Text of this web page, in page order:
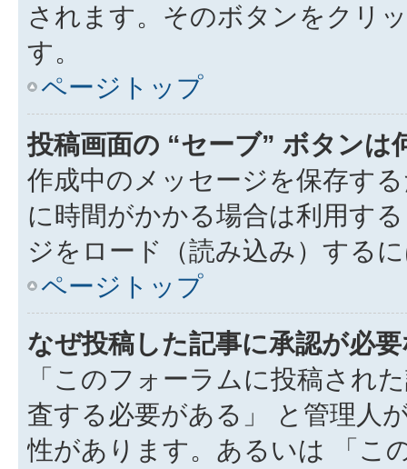
されます。そのボタンをクリ
す。
ページトップ
投稿画面の “セーブ” ボタンは
作成中のメッセージを保存す
に時間がかかる場合は利用す
ジをロード（読み込み）する
ページトップ
なぜ投稿した記事に承認が必
「このフォーラムに投稿され
査する必要がある」 と管理人
性があります。あるいは 「こ